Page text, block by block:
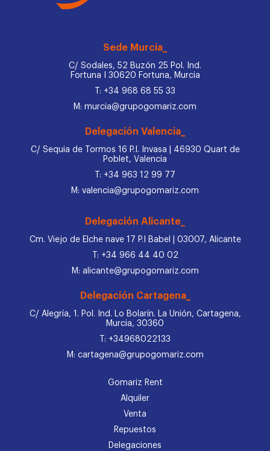
Sede Murcia_
C/ Sodales, 52 Buzón 25 Pol. Ind.
Fortuna I 30620 Fortuna, Murcia
T: +34 968 68 55 33
M: murcia@grupogomariz.com
Delegación Valencia_
C/ Sequia de Tormos 16 P.I. Invasa | 46930 Quart de
Poblet, Valencia
T: +34 963 12 99 77
M: valencia@grupogomariz.com
Delegación Alicante_
Cm. Viejo de Elche nave 17 P.I Babel | 03007, Alicante
T: +34 966 44 40 02
M: alicante@grupogomariz.com
Delegación Cartagena_
C/ Alegría, 1. Pol. Ind. Lo Bolarín. La Unión, Cartagena,
Murcia, 30360
T: +34968022133
M: cartagena@grupogomariz.com
Gomariz Rent
Alquiler
Venta
Repuestos
Delegaciones